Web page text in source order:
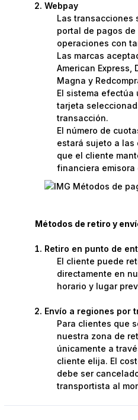
Webpay
Las transacciones
portal de pagos
operaciones con
Las marcas
American Express,
Magna y
El sistema efectúa
tarjeta
transacción.
El número de
estará sujeto a
que el cliente
financiera
Métodos de retiro y
Retiro en punto de
El cliente puede
directamente en
horario y lugar
Envío a regiones por
Para clientes que
nuestra zona de
únicamente a
cliente elija. El
debe ser
transportista al